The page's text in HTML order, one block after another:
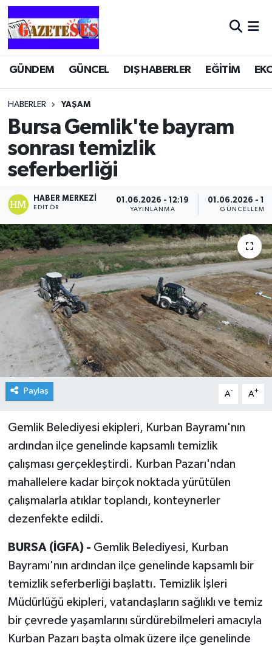
GÜNDEM GÜNCEL DIŞ HABERLER EĞİTİM
HABERLER YAŞAM
Bursa Gemlik'te bayram
sonrası temizlik
seferberliği
HABER MERKEZI
EDITÖR
01.06.2026 - 12:19
YAYINLANMA
01.06.2026 -
GÜNCELLEME
Paylaş A- A+
Gemlik Belediyesi ekipleri, Kurban Bayramı'nın
ardından ilçe genelinde kapsamlı temizlik
çalışması gerçekleştirdi. Kurban Pazarı'ndan
mahallelere kadar birçok noktada yürütülen
çalışmalarla atıklar toplandı, konteynerler
dezenfekte edildi.
BURSA (İGFA) - Gemlik Belediyesi, Kurban
Bayramı'nın ardından ilçe genelinde kapsamlı bir
temizlik seferberliği başlattı. Temizlik İşleri
Müdürlüğü ekipleri, vatandaşların sağlıklı ve temiz
bir çevrede yaşamlarını sürdürebilmeleri amacıyla
Kurban Pazarı başta olmak üzere ilçe genelinde